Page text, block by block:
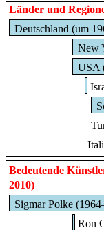
Länder und
Deutschland (um
New
USA
Bedeutende
2010)
Sigmar Polke
Ron